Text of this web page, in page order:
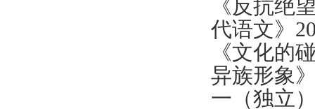
《反抗绝
代语文》
《文化的
异族形象
一（独立